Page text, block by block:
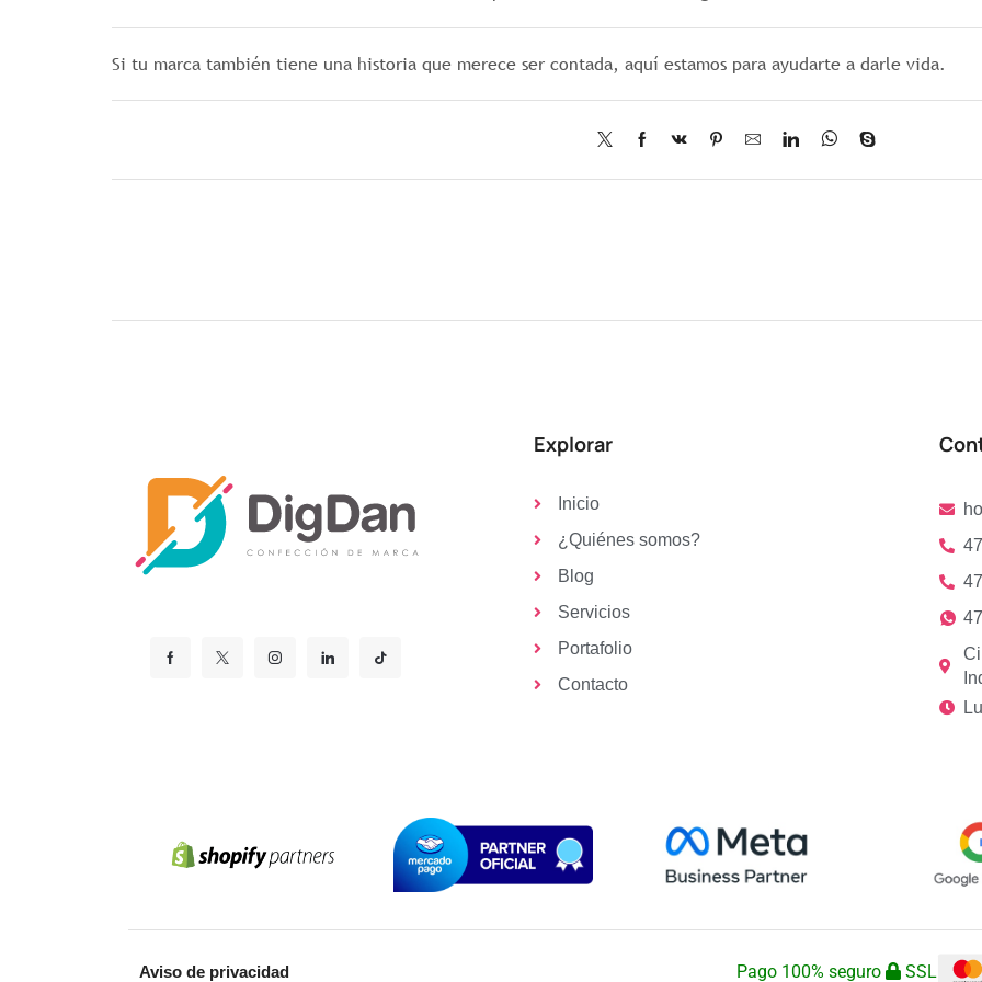
Si tu marca también tiene una historia que merece ser contada, aquí estamos para ayudarte a darle vida.
Explorar
Inicio
¿Quiénes somos?
Blog
Servicios
Portafolio
Contacto
Aviso de privacidad Pago 100% seguro SSL